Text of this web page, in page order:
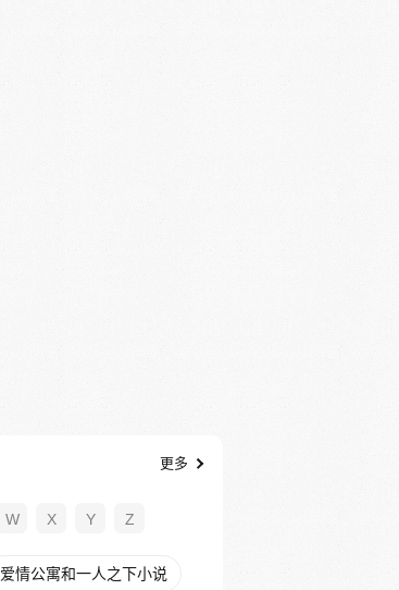
更多
W X Y Z
爱情公寓和一人之下小说